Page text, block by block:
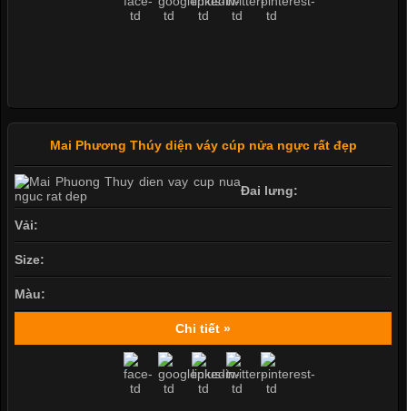
Mai Phương Thúy diện váy cúp nửa ngực rất đẹp
Đai lưng:
Vải:
Size:
Màu:
Chi tiết »